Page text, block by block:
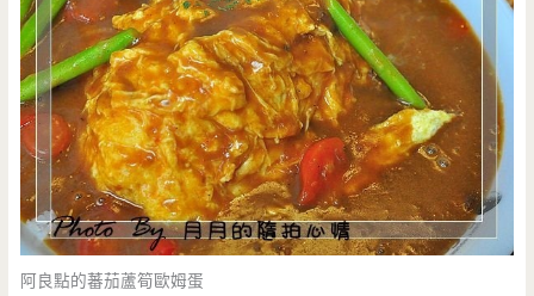
阿良點的蕃茄蘆筍歐姆蛋